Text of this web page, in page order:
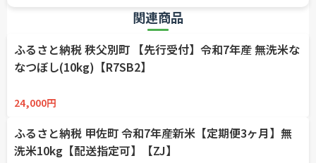
関連商品
ふるさと納税 秩父別町 【先行受付】令和7年産 無洗米な
なつぼし(10kg)【R7SB2】
24,000円
ふるさと納税 甲佐町 令和7年産新米【定期便3ヶ月】無
洗米10kg【配送指定可】【ZJ】